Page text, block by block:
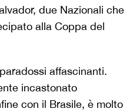
due Nazionali che
alla Coppa del
affascinanti.
incastonato
con il Brasile, è molto